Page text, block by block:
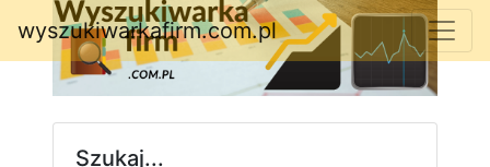
wyszukiwarkafirm.com.pl
Szukaj...